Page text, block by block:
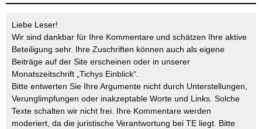
Liebe Leser!
Wir sind dankbar für Ihre Kommentare und schätzen Ihre aktive
Beteiligung sehr. Ihre Zuschriften können auch als eigene
Beiträge auf der Site erscheinen oder in unserer
Monatszeitschrift „Tichys Einblick“.
Bitte entwerten Sie Ihre Argumente nicht durch Unterstellungen,
Verunglimpfungen oder inakzeptable Worte und Links. Solche
Texte schalten wir nicht frei. Ihre Kommentare werden
moderiert, da die juristische Verantwortung bei TE liegt. Bitte